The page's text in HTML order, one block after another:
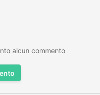
alcun commento